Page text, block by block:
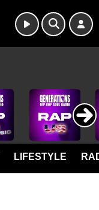
LIFESTYLE